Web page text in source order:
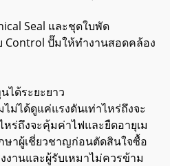
Seal และชุดใบพัด
Control ปั๊มให้ทำงานสอดคล้อง
ได้ระยะยาว
ม่ได้ดูแค่แรงดันเท่าไหร่ถึงจะ
ร่ถึงจะคุ้มค่าไฟและยืดอายุเม
ษาผู้เชี่ยวชาญก่อนตัดสินใจซื้อ
งานและผู้รับเหมาไม่ควรข้าม